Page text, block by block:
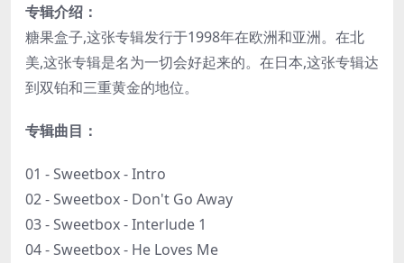
专辑介绍：
糖果盒子,这张专辑发行于1998年在欧洲和亚洲。在北
美,这张专辑是名为一切会好起来的。在日本,这张专辑达
到双铂和三重黄金的地位。
专辑曲目：
01 - Sweetbox - Intro
02 - Sweetbox - Don't Go Away
03 - Sweetbox - Interlude 1
04 - Sweetbox - He Loves Me